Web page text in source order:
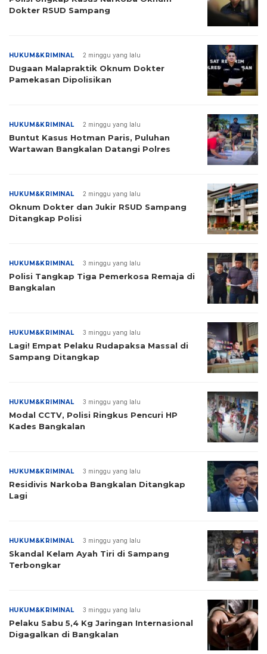
Dokter RSUD Sampang
HUKUM&KRIMINAL 2 minggu yang lalu
Dugaan Malapraktik Oknum Dokter
Pamekasan Dipolisikan
HUKUM&KRIMINAL 2 minggu yang lalu
Buntut Kasus Hotman Paris, Puluhan
Wartawan Bangkalan Datangi Polres
HUKUM&KRIMINAL 2 minggu yang lalu
Oknum Dokter dan Jukir RSUD Sampang
Ditangkap Polisi
HUKUM&KRIMINAL 3 minggu yang lalu
Polisi Tangkap Tiga Pemerkosa Remaja di
Bangkalan
HUKUM&KRIMINAL 3 minggu yang lalu
Lagi! Empat Pelaku Rudapaksa Massal di
Sampang Ditangkap
HUKUM&KRIMINAL 3 minggu yang lalu
Modal CCTV, Polisi Ringkus Pencuri HP
Kades Bangkalan
HUKUM&KRIMINAL 3 minggu yang lalu
Residivis Narkoba Bangkalan Ditangkap
Lagi
HUKUM&KRIMINAL 3 minggu yang lalu
Skandal Kelam Ayah Tiri di Sampang
Terbongkar
HUKUM&KRIMINAL 3 minggu yang lalu
Pelaku Sabu 5,4 Kg Jaringan Internasional
Digagalkan di Bangkalan